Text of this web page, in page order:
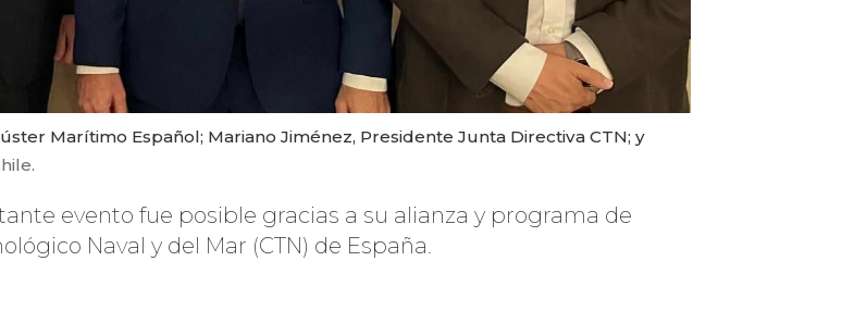
Marítimo Español; Mariano Jiménez, Presidente Junta Directiva CTN; y
evento fue posible gracias a su alianza y programa de
Naval y del Mar (CTN) de España.